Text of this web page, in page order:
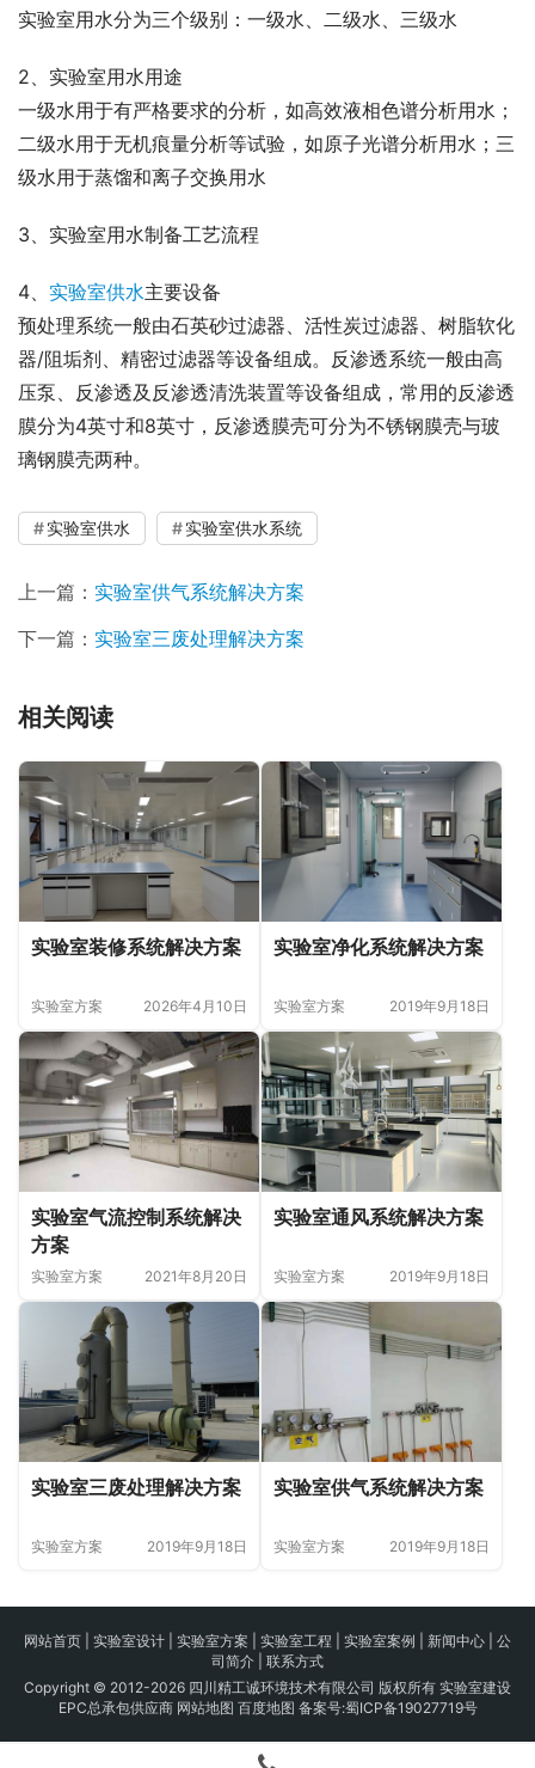
实验室用水分为三个级别：一级水、二级水、三级水
2、实验室用水用途
一级水用于有严格要求的分析，如高效液相色谱分析用水；
二级水用于无机痕量分析等试验，如原子光谱分析用水；三
级水用于蒸馏和离子交换用水
3、实验室用水制备工艺流程
4、 实验室供水主要设备
预处理系统一般由石英砂过滤器、活性炭过滤器、树脂软化
器/阻垢剂、精密过滤器等设备组成。反渗透系统一般由高
压泵、反渗透及反渗透清洗装置等设备组成，常用的反渗透
膜分为4英寸和8英寸，反渗透膜壳可分为不锈钢膜壳与玻
璃钢膜壳两种。
实验室供水 实验室供水系统
上一篇： 实验室供气系统解决方案
下一篇： 实验室三废处理解决方案
相关阅读
实验室装修系统解决方案
实验室方案 2026年4月10日
实验室净化系统解决方案
实验室方案 2019年9月18日
实验室气流控制系统解决
方案
实验室方案 2021年8月20日
实验室通风系统解决方案
实验室方案 2019年9月18日
实验室三废处理解决方案
实验室方案 2019年9月18日
实验室供气系统解决方案
实验室方案 2019年9月18日
网站首页 实验室设计 实验室方案 实验室工程 实验室案例 新闻中心
公
司简介
联系方式
Copyright © 2012-2026 四川精工诚环境技术有限公司 版权所有 实验室建设
EPC总承包供应商 网站地图 百度地图 备案号:蜀ICP备19027719号